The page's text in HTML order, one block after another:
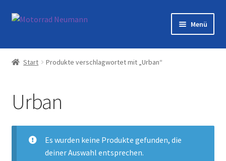
Zur
Zum
Menü
Startseite
Veranstaltungen
Motorräder
Werkstatt
Start Produkte verschlagwortet mit „Urban“
Urban
Es wurden keine Produkte gefunden, die
deiner Auswahl entsprechen.